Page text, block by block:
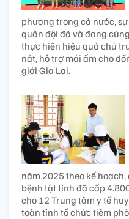
phương trong cả nước,
quân đội đã và đang
thực hiện hiệu quả chủ
nát, hỗ trợ mái ấm cho
giới Gia Lai.
năm 2025 theo kế
bệnh tật tỉnh đã cấp
cho 12 Trung tâm y tế
toàn tỉnh tổ chức tiêm